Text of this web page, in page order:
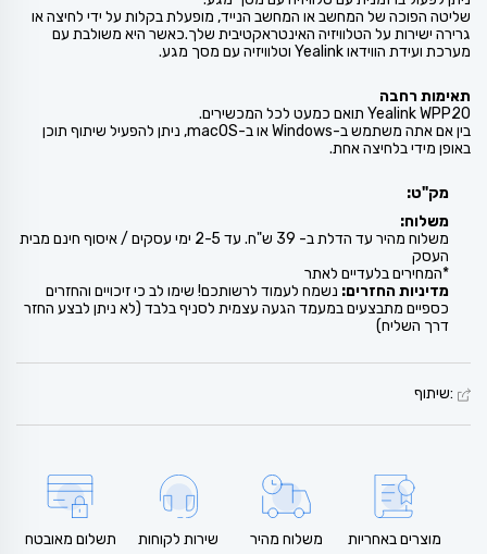
שליטה הפוכה של המחשב או המחשב הנייד, מופעלת בקלות על ידי לחיצה או
גרירה ישירות על הטלוויזיה האינטראקטיבית שלך.כאשר היא משולבת עם
מערכת ועידת הווידאו Yealink וטלוויזיה עם מסך מגע.
תאימות רחבה
Yealink WPP20 תואם כמעט לכל המכשירים.
בין אם אתה משתמש ב-Windows או ב-macOS, ניתן להפעיל שיתוף תוכן
באופן מידי בלחיצה אחת.
מק"ט:
משלוח:
משלוח מהיר עד הדלת ב- 39 ש"ח. עד 2-5 ימי עסקים / איסוף חינם מבית
העסק
*המחירים בלעדיים לאתר
מדיניות החזרים: נשמח לעמוד לרשותכם! שימו לב כי זיכויים והחזרים
כספיים מתבצעים במעמד הגעה עצמית לסניף בלבד (לא ניתן לבצע החזר
דרך השליח)
:שיתוף
מוצרים באחריות משלוח מהיר שירות לקוחות תשלום מאובטח